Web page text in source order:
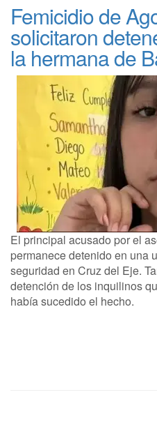
Femicidio de
solicitaron
la hermana de
El principal acusado por el
permanece detenido en una
seguridad en Cruz del Eje.
detención de los inquilinos
había sucedido el hecho.